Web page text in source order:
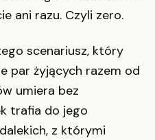
ani razu. Czyli zero.
scenariusz, który
par żyjących razem od
umiera bez
trafia do jego
z którymi